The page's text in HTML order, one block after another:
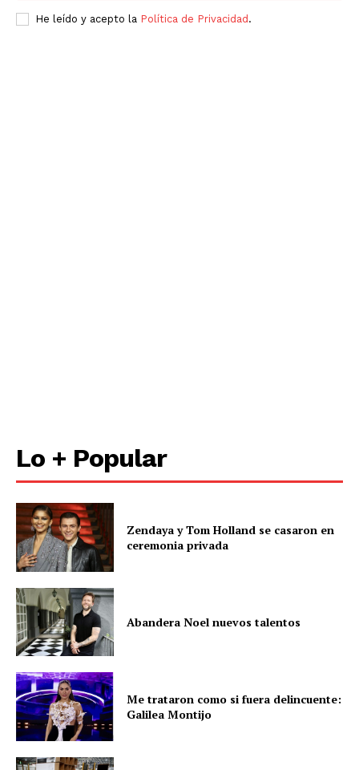
He leído y acepto la Política de Privacidad .
Lo + Popular
Zendaya y Tom Holland se casaron en
ceremonia privada
Abandera Noel nuevos talentos
Me trataron como si fuera delincuente:
Galilea Montijo